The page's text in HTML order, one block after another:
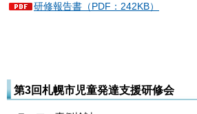
研修報告書（PDF：242KB）
第3回札幌市児童発達支援研修会